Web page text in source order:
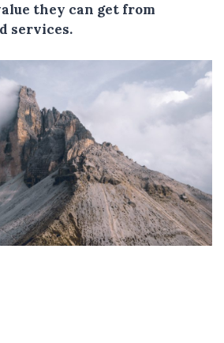
they can get from
services.